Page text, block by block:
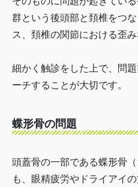
群という後頭部と頚椎をつ
ス、頚椎の関節における歪み
細かく触診をした上で、問
ーチすることが大切です。
蝶形骨の問題
頭蓋骨の一部である蝶形骨
も、眼精疲労やドライアイ